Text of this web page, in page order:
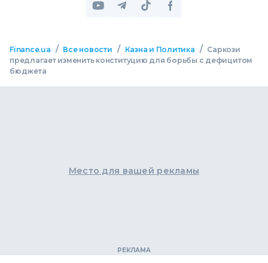
Finance.ua / Все новости / Казна и Политика / Саркози
предлагает изменить конституцию для борьбы с дефицитом
бюджета
Место для вашей рекламы